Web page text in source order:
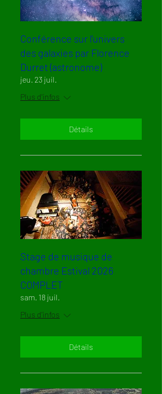
Conférence sur l'univers
des galaxies par Florence
Durret (astronome)
jeu. 23 juil.
Plus d'infos
Détails
Stage de musique de
chambre Estival 2026
COMPLET
sam. 18 juil.
Plus d'infos
Détails